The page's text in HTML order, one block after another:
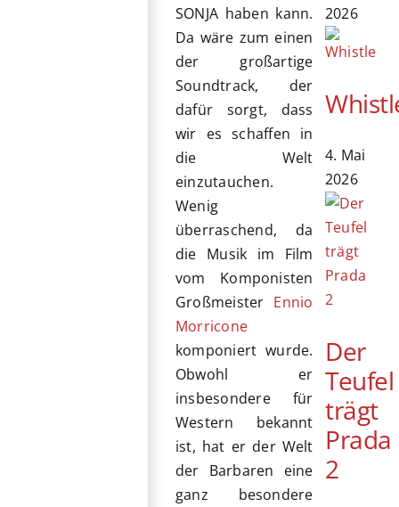
SONJA haben kann.
Da wäre zum einen
der großartige
Soundtrack, der
dafür sorgt, dass
wir es schaffen in
die Welt
einzutauchen.
Wenig
überraschend, da
die Musik im Film
vom Komponisten
Großmeister Ennio
Morricone
komponiert wurde.
Obwohl er
insbesondere für
Western bekannt
ist, hat er der Welt
der Barbaren eine
ganz besondere
2026
4. Mai
2026
Der
Teufel
trägt
Prada
2